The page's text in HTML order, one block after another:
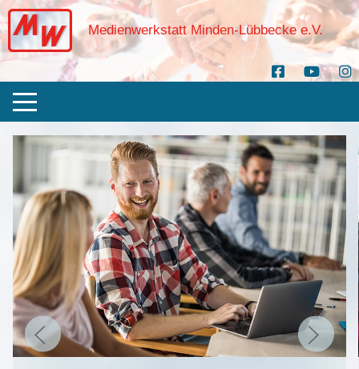
Medienwerkstatt Minden-Lübbecke e.V.